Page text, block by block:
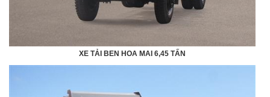
XE TẢI BEN HOA MAI 6,45 TẤN